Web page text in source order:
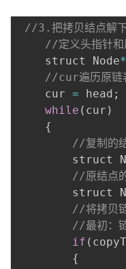
//3.把拷贝结点解下
//定义头指针和
    struct Node
*
//cur遍历原链
    cur
= head ;
while ( cur )
{
//复制的
struct
//原结点
struct
//将拷贝
//最初：
if (
{